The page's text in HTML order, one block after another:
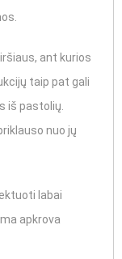
ant kurios
taip pat gali
iš pastolių.
nuo jų
labai
apkrova